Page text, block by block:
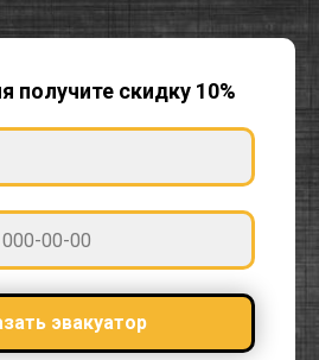
получите скидку 10%
эвакуатор